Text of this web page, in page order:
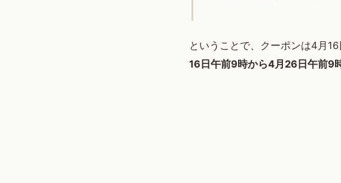
ということで、クーポンは4月
16日午前9時から4月26日午前9